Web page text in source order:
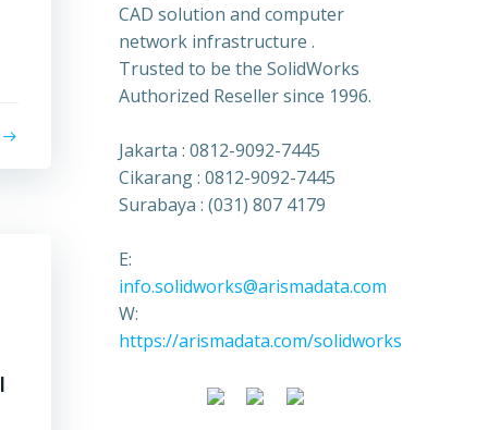
CAD solution and computer
network infrastructure .
Trusted to be the SolidWorks
Authorized Reseller since 1996.
Jakarta : 0812-9092-7445
Cikarang : 0812-9092-7445
Surabaya : (031) 807 4179
E:
info.solidworks@arismadata.com
W:
https://arismadata.com/solidworks